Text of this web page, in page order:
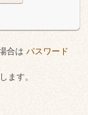
合は パスワード
ます。